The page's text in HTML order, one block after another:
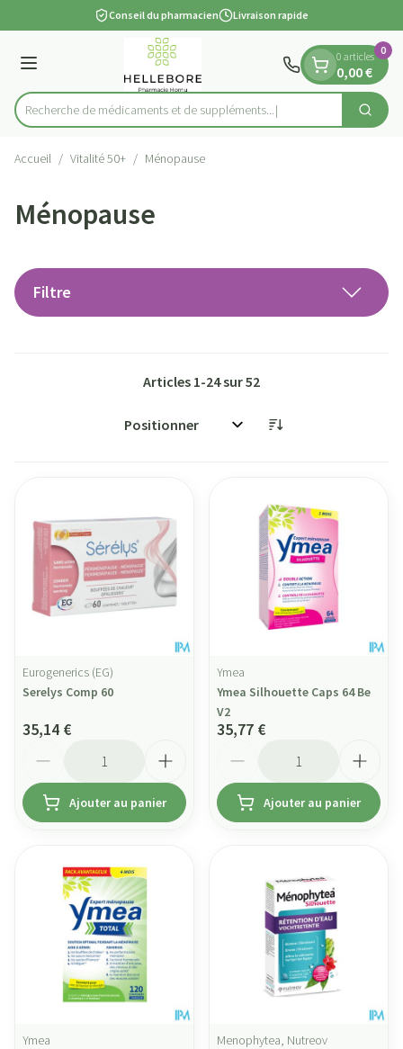
1 de 1 Conseil du pharmacien Livraison rapide
Menu
Rechercher
Recherche de médicaments et de
0 articles
0,00 €
0
Accueil / Vitalité 50+ / Ménopause
Ménopause
Filtre
Articles 1-24sur52
Trier par:
Eurogenerics (EG)
Serelys Comp 60
35,14 €
Ajouter au panier
Ymea
Ymea Silhouette Caps 64 Be
V2
35,77 €
Ajouter au panier
Ymea
Menophytea, Nutreov